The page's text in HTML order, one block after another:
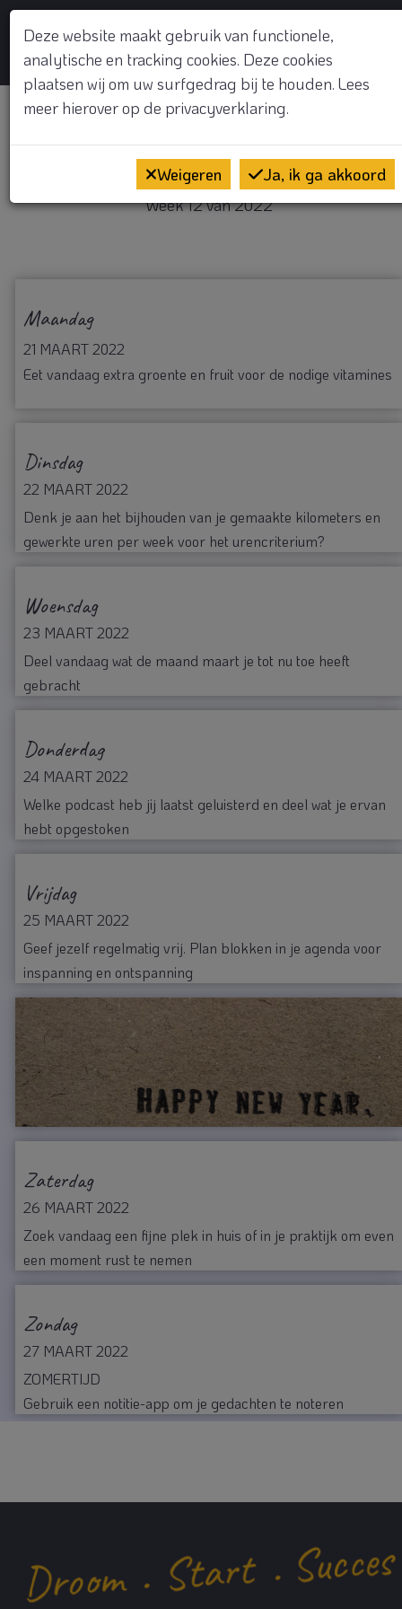
GRATIS KENNISMAKINGSGESPREK
Welkom
Week 12 van 2022
Maandag
21 MAART 2022
Eet vandaag extra groente en fruit voor de nodige vitamines
Dinsdag
22 MAART 2022
Denk je aan het bijhouden van je gemaakte kilometers en
gewerkte uren per week voor het urencriterium?
Woensdag
23 MAART 2022
Deel vandaag wat de maand maart je tot nu toe heeft
gebracht
Donderdag
24 MAART 2022
Welke podcast heb jij laatst geluisterd en deel wat je ervan
hebt opgestoken
Vrijdag
25 MAART 2022
Geef jezelf regelmatig vrij. Plan blokken in je agenda voor
inspanning en ontspanning
Zaterdag
26 MAART 2022
Zoek vandaag een fijne plek in huis of in je praktijk om even
een moment rust te nemen
Zondag
27 MAART 2022
ZOMERTIJD
Gebruik een notitie-app om je gedachten te noteren
Deze website maakt gebruik van functionele,
analytische en tracking cookies. Deze cookies
plaatsen wij om uw surfgedrag bij te houden. Lees
meer hierover op de privacyverklaring.
Weigeren Ja, ik ga akkoord